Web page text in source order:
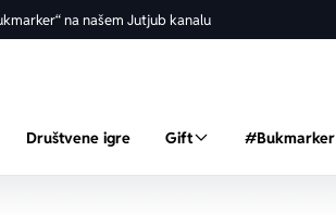
na našem Jutjub kanalu
Društvene igre Gift #Bukmarker